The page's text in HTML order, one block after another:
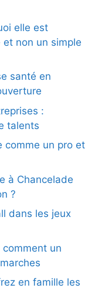
elle est
non un simple
santé en
:
talents
comme un pro et
à Chancelade
?
dans les jeux
un
en famille les